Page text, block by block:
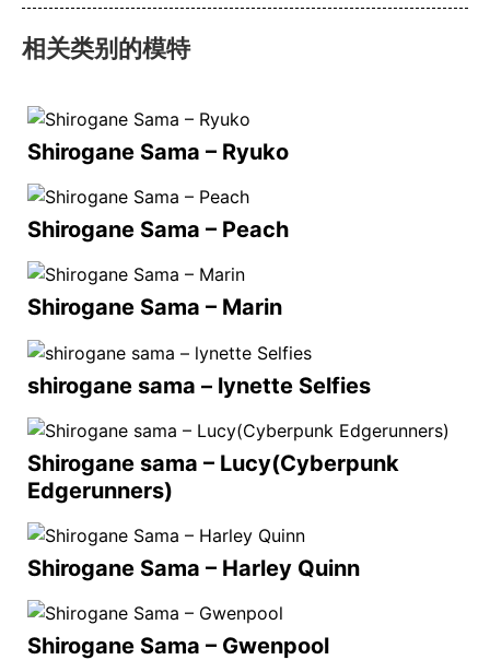
相关类别的模特
Shirogane Sama – Ryuko
Shirogane Sama – Peach
Shirogane Sama – Marin
shirogane sama – lynette Selfies
Shirogane sama – Lucy(Cyberpunk
Edgerunners)
Shirogane Sama – Harley Quinn
Shirogane Sama – Gwenpool